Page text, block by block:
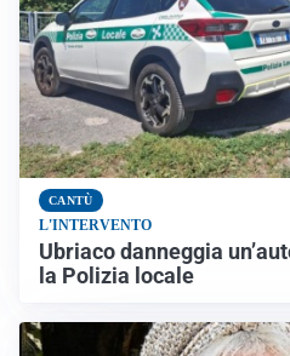
CANTÙ
L'INTERVENTO
Ubriaco danneggia
la Polizia locale